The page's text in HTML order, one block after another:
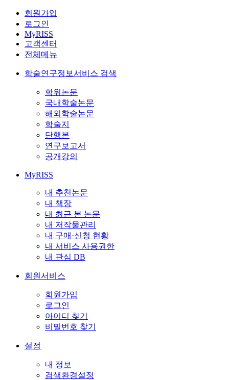
회원가입
로그인
MyRISS
고객센터
전체메뉴
학술연구정보서비스 검색
학위논문
국내학술논문
해외학술논문
학술지
단행본
연구보고서
공개강의
MyRISS
내 추천논문
내 책장
내 최근 본 논문
내 저작물관리
내 구매·신청 현황
내 서비스 사용권한
내 관심 DB
회원서비스
회원가입
로그인
아이디 찾기
비밀번호 찾기
설정
내 정보
검색환경설정